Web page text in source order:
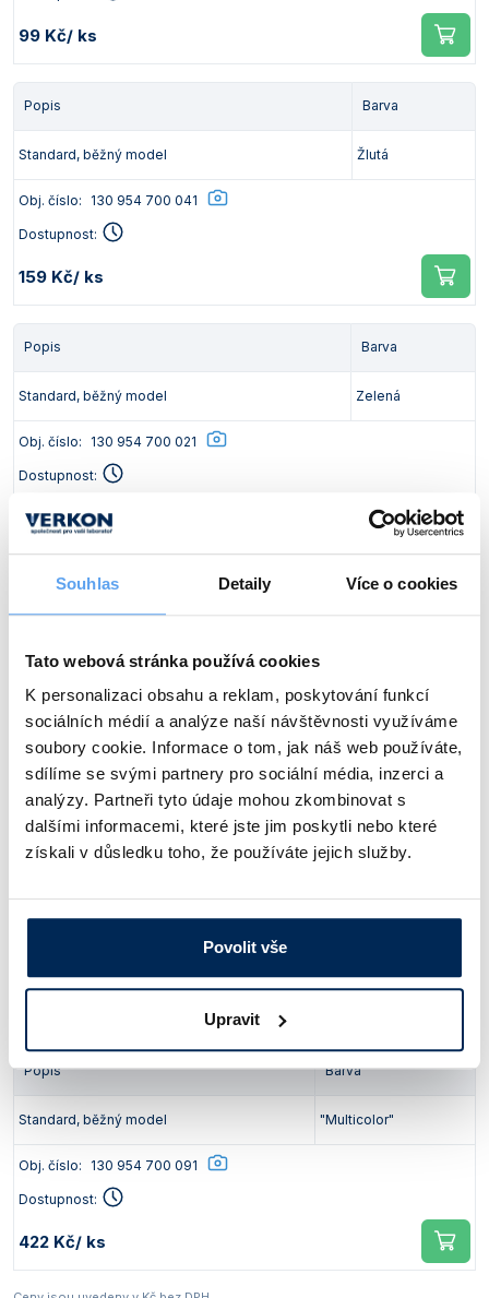
Souhlas Detaily Více o cookies
Tato webová stránka používá cookies
K personalizaci obsahu a reklam, poskytování funkcí
sociálních médií a analýze naší návštěvnosti využíváme
soubory cookie. Informace o tom, jak náš web používáte,
sdílíme se svými partnery pro sociální média, inzerci a
analýzy. Partneři tyto údaje mohou zkombinovat s
dalšími informacemi, které jste jim poskytli nebo které
získali v důsledku toho, že používáte jejich služby.
Povolit vše
Upravit
99 Kč/ ks
Popis Barva
Standard, běžný model Žlutá
Obj. číslo: 130 954 700 041
Dostupnost:
159 Kč/ ks
Popis Barva
Standard, běžný model Zelená
Obj. číslo: 130 954 700 021
Dostupnost:
159 Kč/ ks
Popis Barva
Dostupnost:
159 Kč/ ks
Popis Barva
Obj. číslo: 130 954 700 011
Popis Barva
Standard, běžný model "Multicolor"
Obj. číslo: 130 954 700 091
Dostupnost:
422 Kč/ ks
Zkumavky
Zkumavky a stojany
měření prostředí (klimatu)
Titrátory
Vlhkostní analyzátory - váhy sušicí